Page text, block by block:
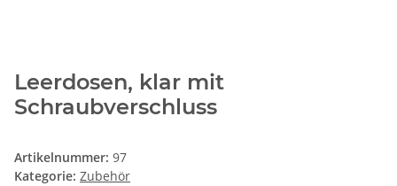
Leerdosen, klar mit
Schraubverschluss
Artikelnummer: 97
Kategorie: Zubehör